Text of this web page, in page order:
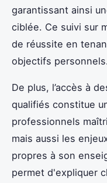
garantissant ainsi
ciblée. Ce suivi sur
de réussite en
objectifs
De plus, l’accès à
qualifiés constitue
professionnels
mais aussi les
propres à son
permet d'expliquer